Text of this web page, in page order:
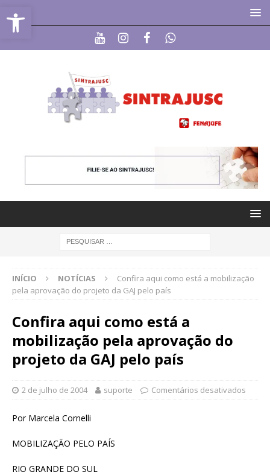
Abrir a barra de ferramentas
INÍCIO NOTÍCIAS
Confira aqui como está a mobilização
pela aprovação do projeto da GAJ pelo país
Confira aqui como está a
mobilização pela aprovação do
projeto da GAJ pelo país
2 de julho de 2004 suporte Comentários desativados
Por Marcela Cornelli
MOBILIZAÇÃO PELO PAÍS
RIO GRANDE DO SUL